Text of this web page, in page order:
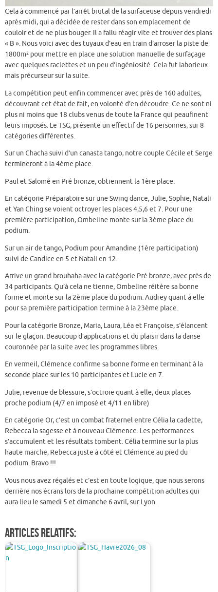
Cela à commencé par l’arrêt brutal de la surfaceuse depuis vendredi
après midi, qui a décidée de rester dans son emplacement de
couloir et de ne plus bouger. Il a fallu réagir vite et trouver des plans
« B ». Nous voici avec des tuyaux d’eau en train d’arroser la piste de
1800m² pour mettre en place une solution manuelle de surfaçage
avec quelques raclettes et un peu d’ingéniosité. Cela fut laborieux
mais précurseur sur la suite.
La compétition peut enfin commencer avec près de 160 adultes,
découvrant cet état de fait, en volonté d’en découdre. Ce ne sont ni
plus ni moins que 18 clubs venus de toute la France qui peaufinent
leurs imposés. Le TSG, présente un effectif de 16 personnes, sur 8
catégories différentes.
Sur un Chacha suivi d’un canasta tango, notre couple Cécile et Serge
termineront à la 4ème place.
Paul et Salomé en Pré bronze, obtiennent la 1ère place.
En catégorie Préparatoire sur une Swing dance, Julie, Sophie, Natali
et Yan Ching se voient octroyer les places 4,5,6 et 7. Pour une
première participation, Ombeline monte sur la 3ème place du
podium.
Sur un air de tango, Podium pour Amandine (1ère participation)
suivi de Candice en 5 et Natali en 12.
Arrive un grand brouhaha avec la catégorie Pré bronze, avec près de
34 participants. Qu’à cela ne tienne, Ombeline réitère sa bonne
forme et monte sur la 2ème place du podium. Audrey quant à elle
pour sa première participation termine à la 23ème place.
Pour la catégorie Bronze, Maria, Laura, Léa et Françoise, s’élancent
sur le glaçon. Beaucoup d’applications et du plaisir dans la danse
couronnée par la suite avec les programmes libres.
En vermeil, Clémence confirme sa bonne forme en terminant à la
seconde place sur les 10 participantes et Lucie en 7.
Julie, revenue de blessure, s’octroie quant à elle, deux places
proche podium (4/7 en imposé et 4/11 en libre)
En catégorie Or, c’est un combat fraternel entre Célia la cadette,
Rebecca la sagesse et à nouveau Clémence. Les performances
s’accumulent et les résultats tombent. Célia termine sur la plus
haute marche, Rebecca juste à côté et Clémence au pied du
podium. Bravo !!!
Vous nous avez régalés et c’est en toute logique, que nous serons
derrière nos écrans lors de la prochaine compétition adultes qui
aura lieu le samedi 5 et dimanche 6 avril, sur Lyon.
Articles relatifs: